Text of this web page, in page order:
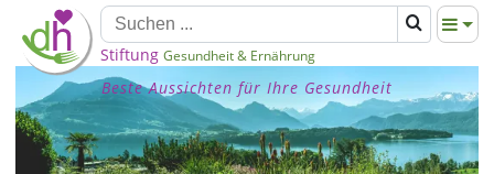
Stiftung Gesundheit & Ernährung
Beste Aussichten für Ihre Gesundheit